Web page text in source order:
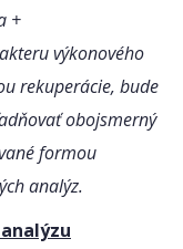
+
výkonového
rekuperácie, bude
obojsmerný
formou
analýz.